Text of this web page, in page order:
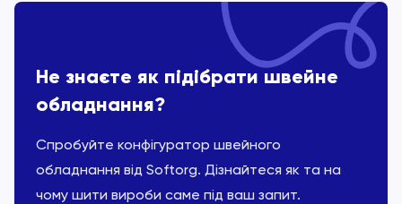
Не знаєте як підібрати швейне
обладнання?
Спробуйте конфігуратор швейного
обладнання від Softorg. Дізнайтеся як та на
чому шити вироби саме під ваш запит.